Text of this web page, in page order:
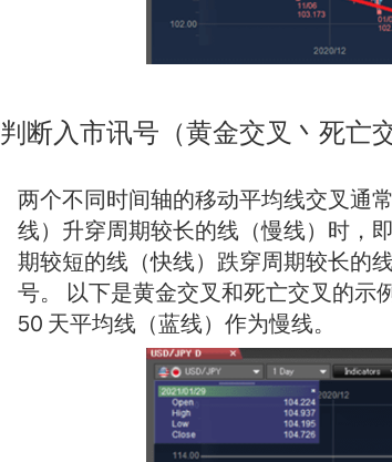
判断入市讯号（黄金交叉丶死亡交
两个不同时间轴的移动平均线交叉通
线）升穿周期较长的线（慢线）时，
期较短的线（快线）跌穿周期较长的
号。 以下是黄金交叉和死亡交叉的示
50 天平均线（蓝线）作为慢线。